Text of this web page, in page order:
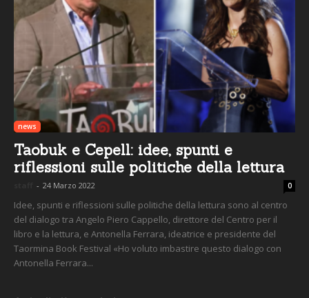
news
Taobuk e Cepell: idee, spunti e
riflessioni sulle politiche della lettura
- 24 Marzo 2022 0
Idee, spunti e riflessioni sulle politiche della lettura sono al centro
del dialogo tra Angelo Piero Cappello, direttore del Centro per il
libro e la lettura, e Antonella Ferrara, ideatrice e presidente del
Taormina Book Festival «Ho voluto imbastire questo dialogo con
Antonella Ferrara...